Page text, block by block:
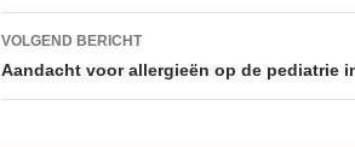
VOLGEND BERICHT
Aandacht voor allergieën op de pediatrie